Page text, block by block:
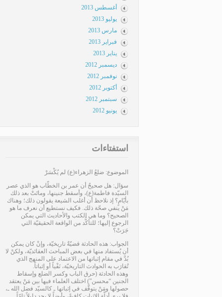
أغسطس 2013
يوليو 2013
مارس 2013
فبراير 2013
يناير 2013
ديسمبر 2012
نوفمبر 2012
أكتوبر 2012
سبتمبر 2012
يونيو 2012
استفتاءات
الموضوع: ضلعُ الزهراء(ع) لم يُكْسَرْ
سؤال: هل صحيحٌ أن عمر بن الخطّاب هو الذي عصر
السيّدة فاطمة(ع)، وأسقط جنينها، وماتَتْ بعد ذلك
بأيّامٍ؟ إذ نلاحظ أن أغلب الشيعة يقولون ذلك؛ وهناك
مَنْ ينفي صحّة ذلك. فكيف نستطيع أن نعرف ما هو
الصحيح؟ وما هي الكتب والأحاديث التي يمكن
الرجوع إليها؛ للتأكُّد من الواقعة الحقيقيّة التي
جَرَتْ؟
الجواب: هذه الحادثة قضيّةٌ تاريخيّة، وإنْ كان يمكن
أن يُستفاد منها في بعض المباحث العقائديّة، ولكنْ لا
بُدَّ في مقام إثباتها من الاعتماد على المنهج الذي
تُقارَب به الحوادث التاريخيّة، نَفْياً أو إثباتاً.
وهذه الحادثة (حرق الباب وكسر الضلع وإسقاط
الجنين “محسن”) اختلف العلماء فيها بين مَنْ يعتقد
حصولها ومَنْ يتوقَّف في إثباتها ـ كالسيّد فضل الله ـ،